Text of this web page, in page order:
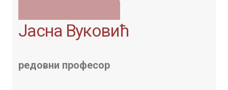
Јасна Вуковић
редовни професор